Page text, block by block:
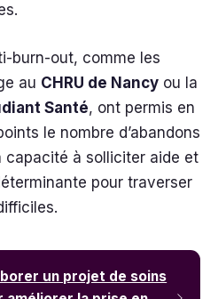
burn-out, comme les
au CHRU de Nancy ou la
Santé, ont permis en
le nombre d’abandons
capacité à solliciter aide et
pour traverser
un projet de soins